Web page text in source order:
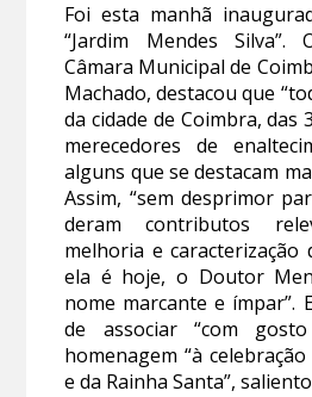
Foi esta manhã
“Jardim Mendes Silva”.
Câmara Municipal de
Machado, destacou que
da cidade de Coimbra, das
merecedores de
alguns que se destacam
Assim, “sem desprimor
deram contributos
melhoria e caracterização
ela é hoje, o Doutor
nome marcante e ímpar”.
de associar “com
homenagem “à
e da Rainha Santa”,